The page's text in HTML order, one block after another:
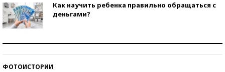
Как научить ребенка правильно обращаться с
деньгами?
ФОТОИСТОРИИ